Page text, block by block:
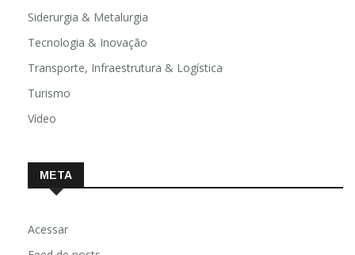
Siderurgia & Metalurgia
Tecnologia & Inovação
Transporte, Infraestrutura & Logística
Turismo
Vídeo
META
Acessar